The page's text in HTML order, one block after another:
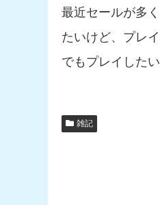
最近セールが多
たいけど、プレ
でもプレイした
雑記